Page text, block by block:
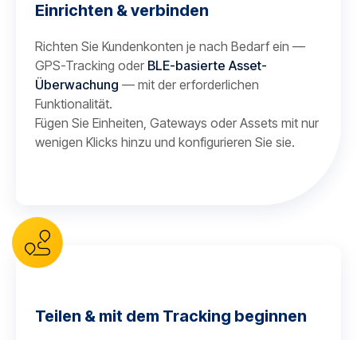
Einrichten & verbinden
Richten Sie Kundenkonten je nach Bedarf ein —
GPS-Tracking oder BLE-basierte Asset-
Überwachung — mit der erforderlichen
Funktionalität.
Fügen Sie Einheiten, Gateways oder Assets mit nur
wenigen Klicks hinzu und konfigurieren Sie sie.
Teilen & mit dem Tracking beginnen